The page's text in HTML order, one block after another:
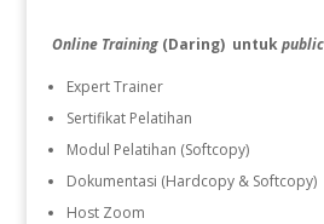
Online Training (Daring) untukpublic
Expert Trainer
Sertifikat Pelatihan
Modul Pelatihan (Softcopy)
Dokumentasi (Hardcopy & Softcopy)
Host Zoom